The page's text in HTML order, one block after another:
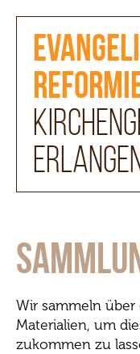
Wir sammeln über
Materialien, um
zukommen zu